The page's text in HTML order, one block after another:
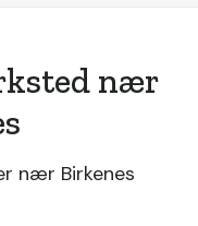
nær
nær Birkenes